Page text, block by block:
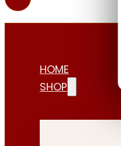
HOME
SHOP